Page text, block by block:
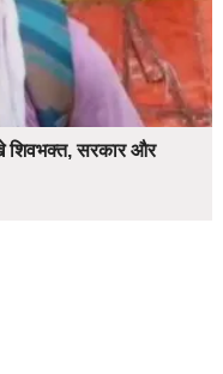
शिवभक्त, सरकार और